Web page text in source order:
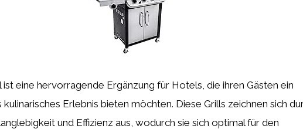
ist eine hervorragende Ergänzung für Hotels, die ihren Gästen ein
Erlebnis bieten möchten. Diese Grills zeichnen sich
und Effizienz aus, wodurch sie sich optimal für den